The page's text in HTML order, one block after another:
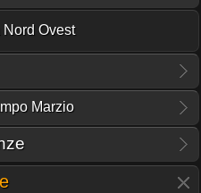
Nord Ovest
Marzio